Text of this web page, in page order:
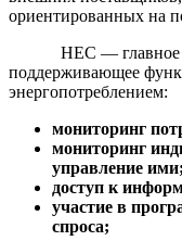
ориентированных на
НЕС — главное
поддерживающее
энергопотреблением:
мониторинг
мониторинг
управление ими;
доступ к
участие в
спроса;